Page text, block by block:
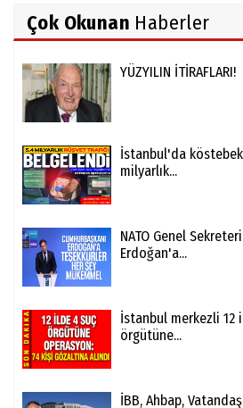
Çok Okunan Haberler
YÜZYILIN İTİRAFLARI!
İstanbul'da
milyarlık...
NATO Genel
Erdoğan'a...
İstanbul merkezli 12
örgütüne...
İBB, Ahbap,